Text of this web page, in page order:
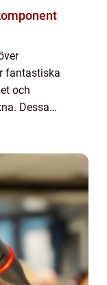
fantastiska
och
Dessa